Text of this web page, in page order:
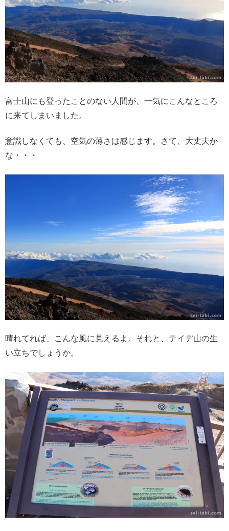
富士山にも登ったことのない人間が、一気にこんなところ
に来てしまいました。
意識しなくても、空気の薄さは感じます。さて、大丈夫か
な・・・
晴れてれば、こんな風に見えるよ。それと、テイデ山の生
い立ちでしょうか。